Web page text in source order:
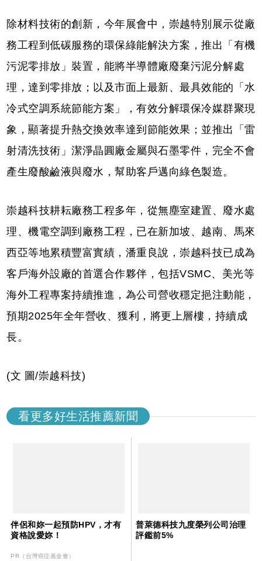
除材料技術的創新，今年展會中，崇越特別展示從廠
務工程到低碳服務的環保綠能解決方案，推出「有機
污泥零排放」裝置，能將半導體廠廢棄污泥分解處
理，達到零排放；以及市面上最新、最具效能的「水
冷式空調系統節能方案」，有效分解環保冷媒群聚現
象，顯著提升熱交換效率達到節能效果；並推出「雷
射清洗技術」潔淨晶圓廠金屬與石墨零件，完全不會
產生廢酸鹼液與廢水，幫助客戶邁向綠色製造。
崇越科技耕耘廠務工程多年，從無塵室建置、廢水處
理、機電空調到廠務工程，已在新加坡、越南、馬來
西亞等地累積豐富實績，潘重良說，崇越科技已成為
客戶海外設廠的首選合作夥伴，包括VSMC、美光等
海外工程專案持續推進，為公司營收穩定挹注動能，
預期2025年全年營收、獲利，將更上層樓，持續成
長。
(文 圖/崇越科技)
看更多好生活推薦新聞
伴侶和妳一起預防HPV，才有
資格說愛妳！
PR（台灣癌症基金會）
普萊德科技九度榮列公司治理
評鑑前5%